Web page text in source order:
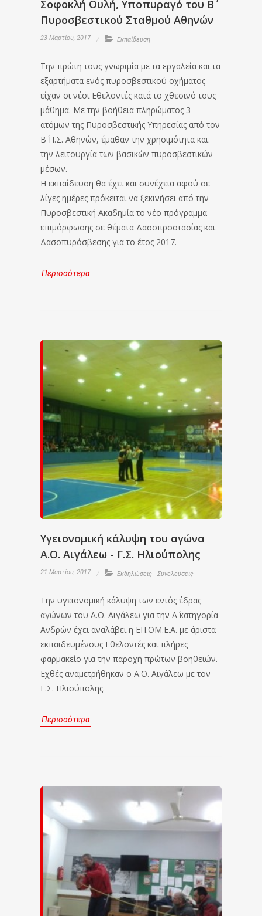
Σοφοκλή Ουλή, Υποπυραγό του Β΄
Πυροσβεστικού Σταθμού Αθηνών
23 Μαρτίου, 2017 Εκπαίδευση
Την πρώτη τους γνωριμία με τα εργαλεία και τα
εξαρτήματα ενός πυροσβεστικού οχήματος
είχαν οι νέοι Εθελοντές κατά το χθεσινό τους
μάθημα. Με την βοήθεια πληρώματος 3
ατόμων της Πυροσβεστικής Υπηρεσίας από τον
Β΄ Π.Σ. Αθηνών, έμαθαν την χρησιμότητα και
την λειτουργία των βασικών πυροσβεστικών
μέσων.
Η εκπαίδευση θα έχει και συνέχεια αφού σε
λίγες ημέρες πρόκειται να ξεκινήσει από την
Πυροσβεστική Ακαδημία το νέο πρόγραμμα
επιμόρφωσης σε θέματα Δασοπροστασίας και
Δασοπυρόσβεσης για το έτος 2017.
Περισσότερα
Yγειονομική κάλυψη του αγώνα
Α.Ο. Αιγάλεω - Γ.Σ. Ηλιούπολης
21 Μαρτίου, 2017 Εκδηλώσεις - Συνελεύσεις
Την υγειονομική κάλυψη των εντός έδρας
αγώνων του Α.Ο. Αιγάλεω για την Α΄ κατηγορία
Ανδρών έχει αναλάβει η ΕΠ.ΟΜ.Ε.Α. με άριστα
εκπαιδευμένους Εθελοντές και πλήρες
φαρμακείο για την παροχή πρώτων βοηθειών.
Εχθές αναμετρήθηκαν ο Α.Ο. Αιγάλεω με τον
Γ.Σ. Ηλιούπολης.
Περισσότερα